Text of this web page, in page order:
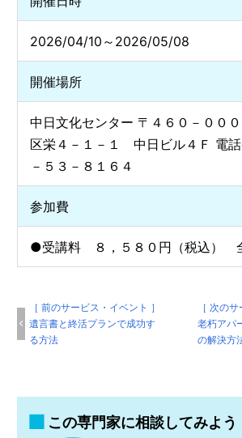
2026/04/10～2026/05/08
開催場所
中日文化センター 〒４６０－００
区栄４－１－１ 中日ビル４Ｆ 電話
－５３－８１６４
参加費
●受講料 ８，５８０円（税込）
［ 前のサービス・イベント ］
遺言書と終活プランで成功す
る方法
［ 次の
老朽アパ
の解決方
この専門家に相談してみよう